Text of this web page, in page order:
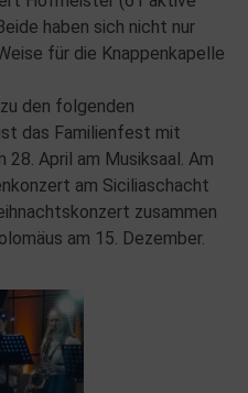
haben sich nicht nur
für die Knappenkapelle
den folgenden
das Familienfest mit
April am Musiksaal. Am
am Siciliaschacht
zusammen
am 15. Dezember.